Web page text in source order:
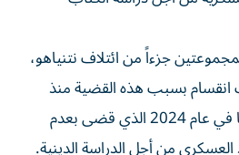
جزءاً من ائتلاف نتنياهو،
بسبب هذه القضية منذ
صدور حكم المحكمة العليا في عام 2024 الذي قضى بعدم